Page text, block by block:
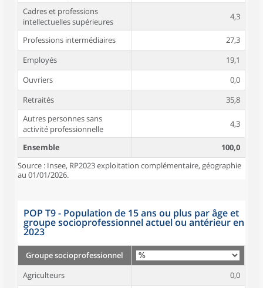
Cadres et professions
intellectuelles supérieures
4,3
Professions intermédiaires
27,3
Employés
19,1
Ouvriers
0,0
Retraités
35,8
Autres personnes sans
activité professionnelle
4,3
Ensemble
100,0
Source : Insee, RP2023 exploitation complémentaire, géographie
au 01/01/2026.
POP T9 - Population de 15 ans ou plus par âge et
groupe socioprofessionnel actuel ou antérieur en
2023
Groupe socioprofessionnel
Agriculteurs
0,0